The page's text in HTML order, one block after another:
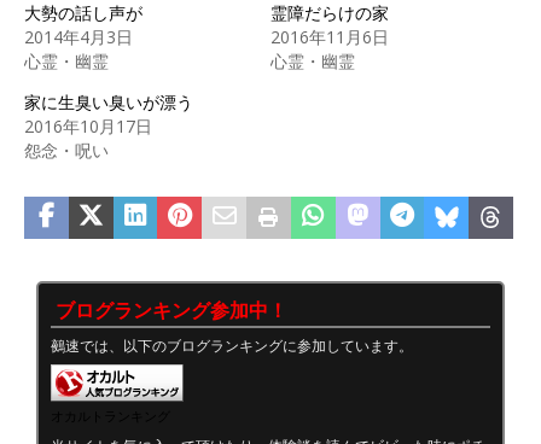
大勢の話し声が
2014年4月3日
心霊・幽霊
霊障だらけの家
2016年11月6日
心霊・幽霊
家に生臭い臭いが漂う
2016年10月17日
怨念・呪い
ブログランキング参加中！
鵺速では、以下のブログランキングに参加しています。